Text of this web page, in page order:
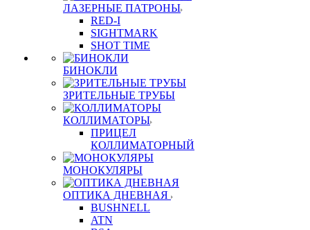
ЛАЗЕРНЫЕ ПАТРОНЫ
RED-I
SIGHTMARK
SHOT TIME
БИНОКЛИ
ЗРИТЕЛЬНЫЕ ТРУБЫ
КОЛЛИМАТОРЫ
ПРИЦЕЛ
КОЛЛИМАТОРНЫЙ
МОНОКУЛЯРЫ
ОПТИКА ДНЕВНАЯ
BUSHNELL
ATN